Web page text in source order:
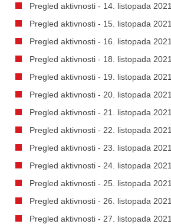
Pregled aktivnosti - 14. listopada 2021.
Pregled aktivnosti - 15. listopada 2021.
Pregled aktivnosti - 16. listopada 2021.
Pregled aktivnosti - 18. listopada 2021.
Pregled aktivnosti - 19. listopada 2021.
Pregled aktivnosti - 20. listopada 2021.
Pregled aktivnosti - 21. listopada 2021.
Pregled aktivnosti - 22. listopada 2021.
Pregled aktivnosti - 23. listopada 2021.
Pregled aktivnosti - 24. listopada 2021.
Pregled aktivnosti - 25. listopada 2021.
Pregled aktivnosti - 26. listopada 2021.
Pregled aktivnosti - 27. listopada 2021.